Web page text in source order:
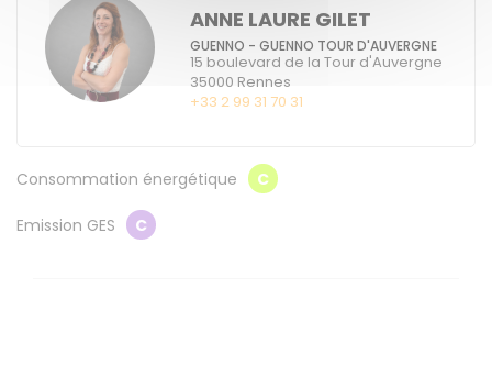
ANNE LAURE GILET
GUENNO - GUENNO TOUR D'AUVERGNE
15 boulevard de la Tour d'Auvergne
35000 Rennes
+33 2 99 31 70 31
Consommation énergétique C
Emission GES C